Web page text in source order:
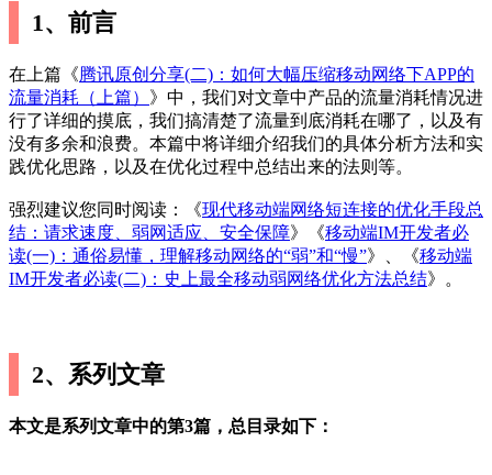
1、前言
在上篇《腾讯原创分享(二)：如何大幅压缩移动网络下APP的
流量消耗（上篇） 》中，我们对文章中产品的流量消耗情况进
行了详细的摸底，我们搞清楚了流量到底消耗在哪了，以及有
没有多余和浪费。本篇中将详细介绍我们的具体分析方法和实
践优化思路，以及在优化过程中总结出来的法则等。
强烈建议您同时阅读：《现代移动端网络短连接的优化手段总
结：请求速度、弱网适应、安全保障》《移动端IM开发者必
读(一)：通俗易懂，理解移动网络的“弱”和“慢”》、《移动端
IM开发者必读(二)：史上最全移动弱网络优化方法总结》。
2、系列文章
本文是系列文章中的第3篇，总目录如下：